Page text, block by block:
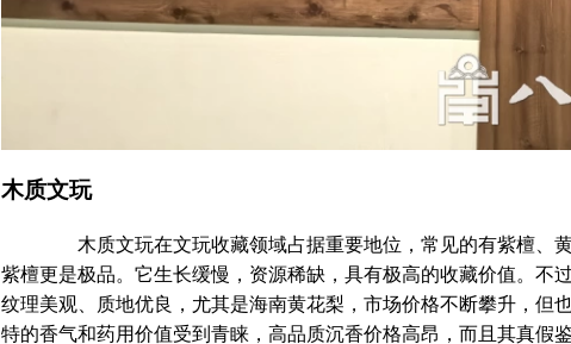
木质文玩
木质文玩在文玩收藏领域占据重要地位，常见的有紫檀、
紫檀更是极品。它生长缓慢，资源稀缺，具有极高的收藏价值。
纹理美观、质地优良，尤其是海南黄花梨，市场价格不断攀升，
特的香气和药用价值受到青睐，高品质沉香价格高昂，而且其真假